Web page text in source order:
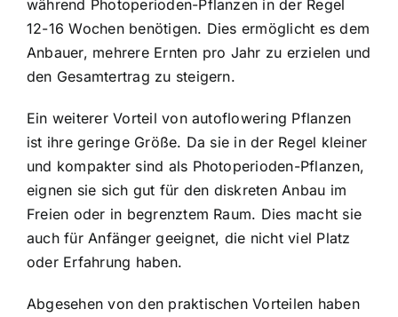
während Photoperioden-Pflanzen in der Regel
12-16 Wochen benötigen. Dies ermöglicht es dem
Anbauer, mehrere Ernten pro Jahr zu erzielen und
den Gesamtertrag zu steigern.
Ein weiterer Vorteil von autoflowering Pflanzen
ist ihre geringe Größe. Da sie in der Regel kleiner
und kompakter sind als Photoperioden-Pflanzen,
eignen sie sich gut für den diskreten Anbau im
Freien oder in begrenztem Raum. Dies macht sie
auch für Anfänger geeignet, die nicht viel Platz
oder Erfahrung haben.
Abgesehen von den praktischen Vorteilen haben